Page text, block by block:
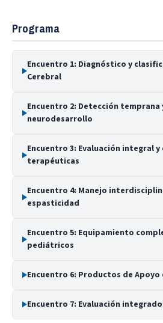
Programa
Encuentro 1: Diagnóstico y
Cerebral
Encuentro 2: Detección temprana
neurodesarrollo
Encuentro 3: Evaluación integral
terapéuticas
Encuentro 4: Manejo
espasticidad
Encuentro 5: Equipamiento
pediátricos
Encuentro 6: Productos de
Encuentro 7: Evaluación